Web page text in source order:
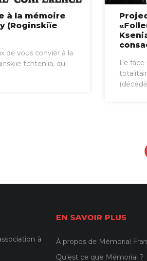
à la mémoire
(Roginskiïe
de vous convier à la
tchteniïa, qui
Le
à
EN SAVOIR PLUS
À propos de Mémorial
Qu’est ce que Mémorial ?